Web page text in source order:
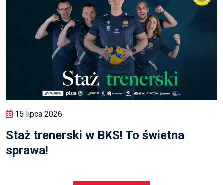
15 lipca 2026
Staż trenerski w BKS! To świetna
sprawa!